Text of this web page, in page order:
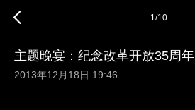
1/10
主题晚宴：纪念改革开放35周年
2013年12月18日 19:46